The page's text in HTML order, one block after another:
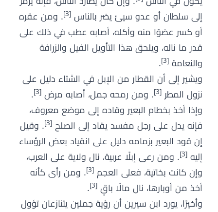
إلى سلطان أو عدو سيئ يضر بالناس [3] . ومن عقره
أو كسر عضوًا منه وأكله، أصابه عطب في ذلك على
قدر ما ناله، ويلحق هذا التأويل الفيل والزرافة
والنعامة [3]
.
ويشير إلى أن القطار من الإبل في الشتاء دليل على
نزول المطر [3] . ومن رمحه جمل، أصابه مرض [3]
.
وإذا أخذ بخطام البعير وقاده إلى موضع معروف،
فإنه يدل على رجل مفسد يقاد إلى الصلح [3] . وقيل
إن قود البعير بزمامه دليل على انقياد بعض الرؤساء
إليه [3] . ومن رعى إبلًا عربية، نال ولاية على العرب،
وإن كانت بخاتية، فعلى العجم [3] . ومن رأى كأنه
أخذ من أوبارها، نال مالًا باقٍ [3]
.
وأخيرًا، يورد ابن سيرين أن رؤية جملين يتنازعان تؤول